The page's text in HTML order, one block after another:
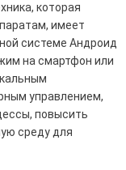
которая
имеет
системе Андроид
на смартфон или
управлением,
повысить
среду для